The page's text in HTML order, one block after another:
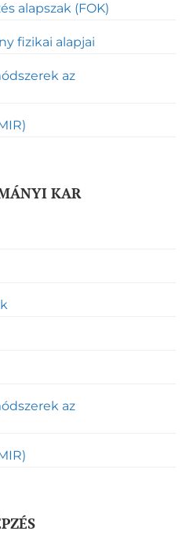
alapszak (FOK)
fizikai alapjai
az
KAR
az